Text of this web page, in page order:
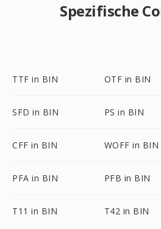
Spezifische
TTF in BIN OTF in BIN
SFD in BIN PS in BIN
CFF in BIN WOFF in BIN
PFA in BIN PFB in BIN
T11 in BIN T42 in BIN